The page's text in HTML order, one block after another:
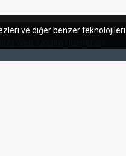
ve diğer benzer teknolojileri